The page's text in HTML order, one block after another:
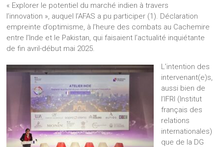
« Explorer le potentiel du marché indien à travers
l’innovation », auquel l’AFAS a pu participer (1). Déclaration
empreinte d’optimisme, à l’heure des combats au Cachemire
entre l’Inde et le Pakistan, qui faisaient l’actualité inquiétante
de fin avril-début mai 2025.
L’intention des
intervenant(e)s,
aussi bien de
l’IFRI (Institut
français des
relations
internationales)
que de la DG